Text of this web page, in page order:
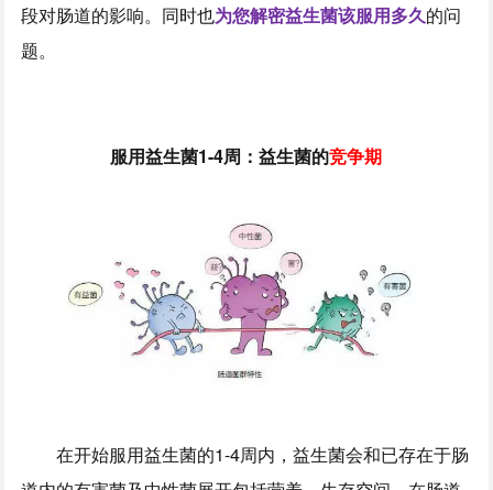
段对肠道的影响。同时也为您解密益生菌该服用多久的问
题。
服用益生菌1-4周：益生菌的竞争期
在开始服用益生菌的1-4周内，益生菌会和已存在于肠